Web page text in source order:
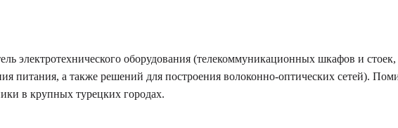
электротехнического оборудования (телекоммуникационных шкафов и стоек,
питания, а также решений для построения волоконно-оптических сетей).
в крупных турецких городах.